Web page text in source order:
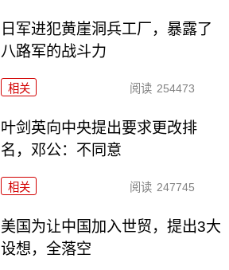
日军进犯黄崖洞兵工厂，暴露了
八路军的战斗力
相关 阅读 254473
叶剑英向中央提出要求更改排
名，邓公：不同意
相关 阅读 247745
美国为让中国加入世贸，提出3大
设想，全落空